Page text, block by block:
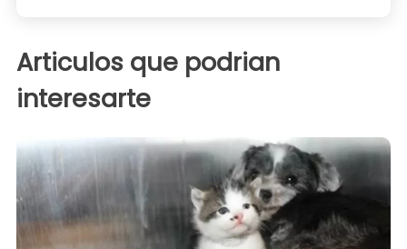
Articulos que podrian
interesarte